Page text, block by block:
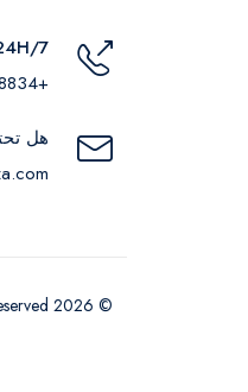
7
+201050408834
هل
© 2026 Kza Meeza. All Rights Reserved